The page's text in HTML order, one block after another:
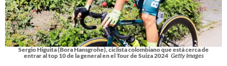
Sergio Higuita (Bora Hansgrohe), ciclista colombiano que está cerca de
entrar al top 10 de la general en el Tour de Suiza 2024 Getty Images